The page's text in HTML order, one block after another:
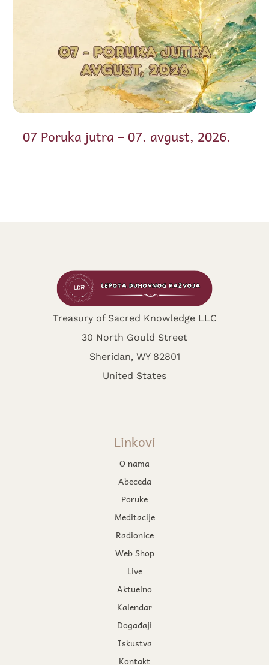
07 Poruka jutra – 07. avgust, 2026.
Treasury of Sacred Knowledge LLC
30 North Gould Street
Sheridan, WY 82801
United States
Linkovi
O nama
Abeceda
Poruke
Meditacije
Radionice
Web Shop
Live
Aktuelno
Kalendar
Događaji
Iskustva
Kontakt